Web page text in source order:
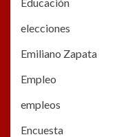
elecciones
Emiliano Zapata
Empleo
empleos
Encuesta